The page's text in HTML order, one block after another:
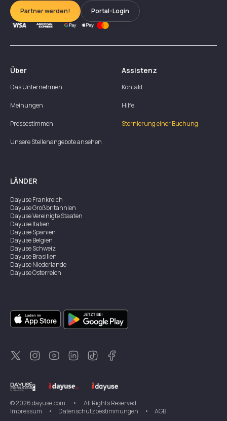
Partner werden! Portal-Login
Über
Das Unternehmen
Meinungen
Pressestimmen
Unsere Stellenangebote ansehen
Assistenz
Kontakt
Hilfe
Stornierung einer Buchung
LÄNDER
DayuseFrankreich
DayuseGroßbritannien
DayuseVereinigte Staaten
DayuseItalien
DayuseSpanien
DayuseBelgien
DayuseSchweiz
DayuseBrasilien
DayuseNiederlande
DayuseÖsterreich
DayuseSingapur
DayuseZweden
DayuseThailand
DayuseNeuseeland
DayuseTürkei
©2026dayuse.com •
All Rights Reserved
Impressum
• Datenschutzbestimmungen • AGB